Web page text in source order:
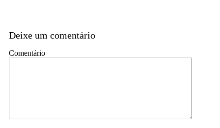
Deixe um comentário
Comentário